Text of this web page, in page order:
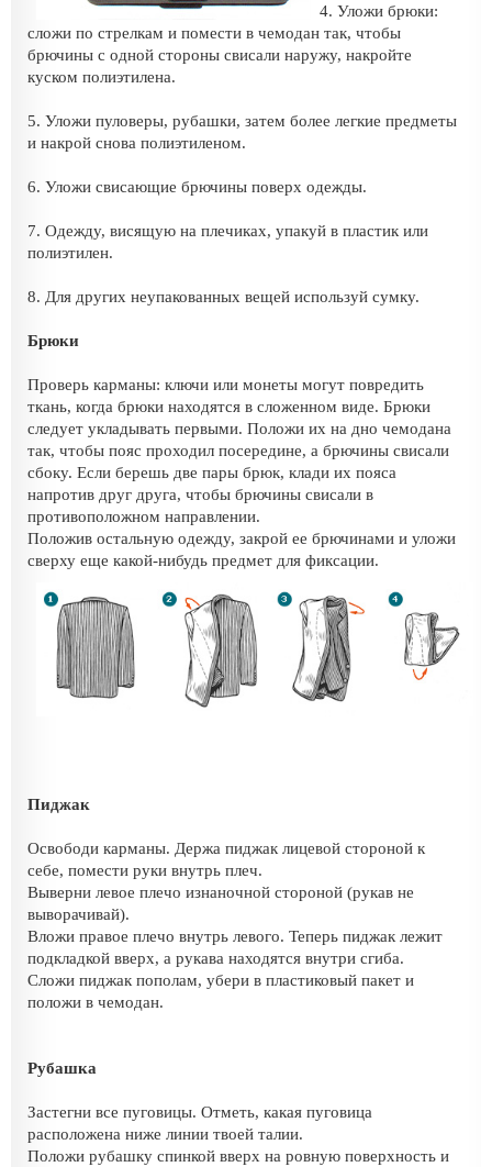
4. Уложи брюки:
сложи по стрелкам и помести в чемодан так, чтобы
брючины с одной стороны свисали наружу, накройте
куском полиэтилена.
5. Уложи пуловеры, рубашки, затем более легкие предметы
и накрой снова полиэтиленом.
6. Уложи свисающие брючины поверх одежды.
7. Одежду, висящую на плечиках, упакуй в пластик или
полиэтилен.
8. Для других неупакованных вещей используй сумку.
Брюки
Проверь карманы: ключи или монеты могут повредить
ткань, когда брюки находятся в сложенном виде. Брюки
следует укладывать первыми. Положи их на дно чемодана
так, чтобы пояс проходил посередине, а брючины свисали
сбоку. Если берешь две пары брюк, клади их пояса
напротив друг друга, чтобы брючины свисали в
противоположном направлении.
Положив остальную одежду, закрой ее брючинами и уложи
сверху еще какой-нибудь предмет для фиксации.
Пиджак
Освободи карманы. Держа пиджак лицевой стороной к
себе, помести руки внутрь плеч.
Выверни левое плечо изнаночной стороной (рукав не
выворачивай).
Вложи правое плечо внутрь левого. Теперь пиджак лежит
подкладкой вверх, а рукава находятся внутри сгиба.
Сложи пиджак пополам, убери в пластиковый пакет и
положи в чемодан.
Рубашка
Застегни все пуговицы. Отметь, какая пуговица
расположена ниже линии твоей талии.
Положи рубашку спинкой вверх на ровную поверхность и